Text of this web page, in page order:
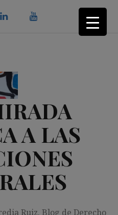
A LAS
Ruiz. Blog de Derecho